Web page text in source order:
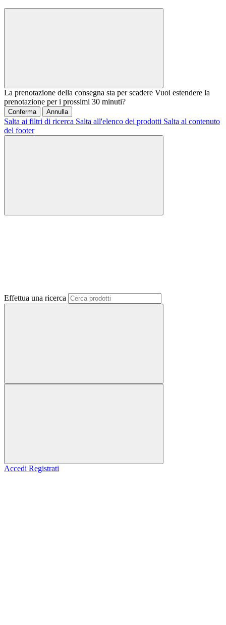
La prenotazione della consegna sta per scadere Vuoi estendere la
prenotazione per i prossimi 30 minuti?
Conferma Annulla
Salta ai filtri di ricerca Salta all'elenco dei prodotti Salta al contenuto
del footer
Effettua una ricerca
Accedi Registrati